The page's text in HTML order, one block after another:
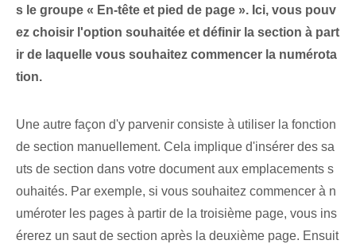
s le groupe « En-tête et pied de page ». Ici, vous pouv
ez choisir l'option souhaitée et définir la section à part
ir de laquelle vous souhaitez commencer la numérota
tion.
Une autre façon d'y parvenir consiste à utiliser la fonction
de section manuellement. Cela implique d'insérer des sa
uts de section dans votre document aux emplacements s
ouhaités. Par exemple, si vous souhaitez commencer à n
uméroter les pages à partir de la troisième page, vous ins
érerez un saut de section après la deuxième page. Ensuit